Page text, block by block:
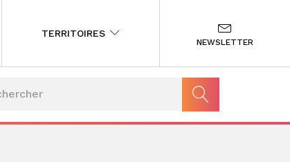
TERRITOIRES
NEWSLETTER